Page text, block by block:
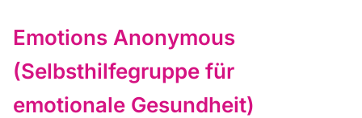
Emotions Anonymous
(Selbsthilfegruppe für
emotionale Gesundheit)